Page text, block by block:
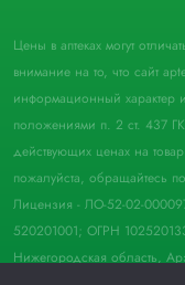
Цены в аптеках могут
внимание на то, что сайт
информационный характер
положениями п. 2 ст. 437
действующих ценах на
пожалуйста, обращайтесь
Лицензия - ЛО-52-02-
520201001; ОГРН
Нижегородская область,